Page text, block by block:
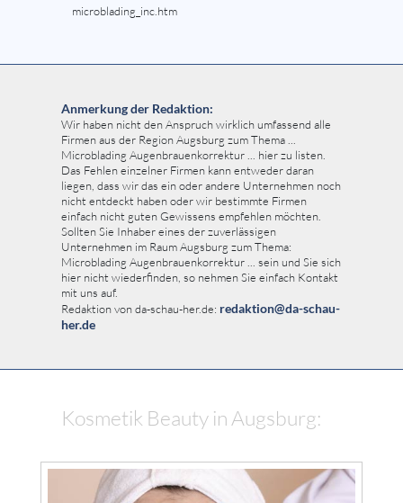
microblading_inc.htm
Anmerkung der Redaktion:
Wir haben nicht den Anspruch wirklich umfassend alle
Firmen aus der Region Augsburg zum Thema ...
Microblading Augenbrauenkorrektur ... hier zu listen.
Das Fehlen einzelner Firmen kann entweder daran
liegen, dass wir das ein oder andere Unternehmen noch
nicht entdeckt haben oder wir bestimmte Firmen
einfach nicht guten Gewissens empfehlen möchten.
Sollten Sie Inhaber eines der zuverlässigen
Unternehmen im Raum Augsburg zum Thema:
Microblading Augenbrauenkorrektur ... sein und Sie sich
hier nicht wiederfinden, so nehmen Sie einfach Kontakt
mit uns auf.
Redaktion von da-schau-her.de: redaktion@da-schau-
her.de
Kosmetik Beauty in Augsburg: